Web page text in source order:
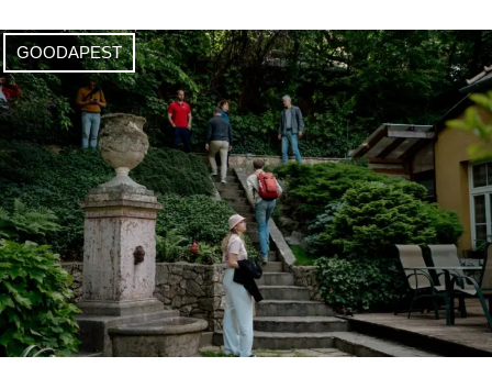
GOODAPEST